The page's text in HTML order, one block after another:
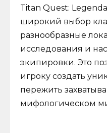
Titan Quest:
широкий выбор
разнообразные
исследования и
экипировки. Это
игроку создать
пережить
мифологическом